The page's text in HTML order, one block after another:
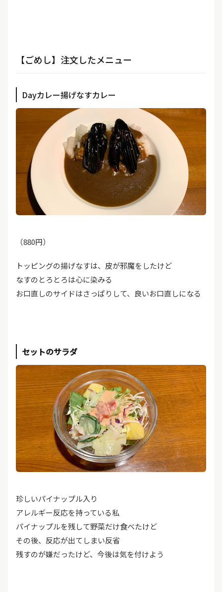
【ごめし】注文したメニュー
Dayカレー揚げなすカレー
（880円）
トッピングの揚げなすは、皮が邪魔をしたけど
なすのとろとろは心に染みる
お口直しのサイドはさっぱりして、良いお口直しになる
セットのサラダ
珍しいパイナップル入り
アレルギー反応を持っている私
パイナップルを残して野菜だけ食べたけど
その後、反応が出てしまい反省
残すのが嫌だったけど、今後は気を付けよう